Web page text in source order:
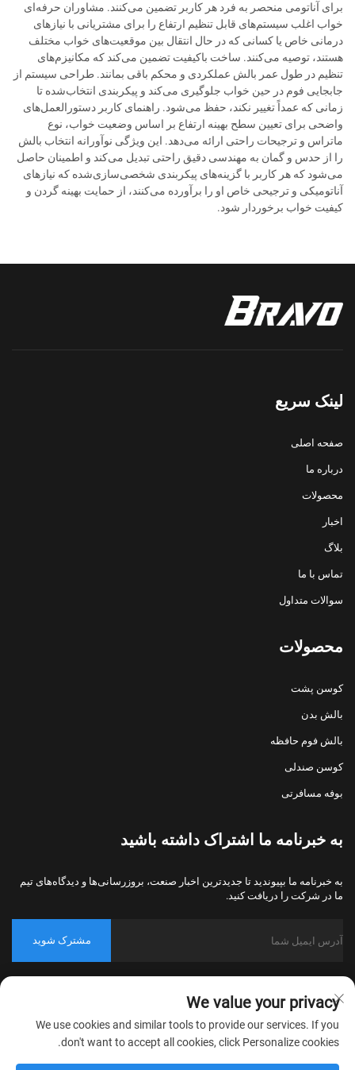
برای آناتومی منحصر به فرد هر کاربر تضمین می‌کنند. مشاوران حرفه‌ای
خواب اغلب سیستم‌های قابل تنظیم ارتفاع را برای مشتریانی با نیازهای
درمانی خاص یا کسانی که در حال انتقال بین موقعیت‌های خواب مختلف
هستند، توصیه می‌کنند. ساخت باکیفیت تضمین می‌کند که مکانیزم‌های
تنظیم در طول عمر بالش عملکردی و محکم باقی بمانند. طراحی سیستم از
جابجایی فوم در حین خواب جلوگیری می‌کند و پیکربندی انتخاب‌شده تا
زمانی که عمداً تغییر نکند، حفظ می‌شود. راهنمای کاربر دستورالعمل‌های
واضحی برای تعیین سطح بهینه ارتفاع بر اساس وضعیت خواب، نوع
ماتراس و ترجیحات راحتی ارائه می‌دهد. این ویژگی نوآورانه انتخاب بالش
را از حدس و گمان به مهندسی دقیق راحتی تبدیل می‌کند و اطمینان حاصل
می‌شود که هر کاربر با گزینه‌های پیکربندی شخصی‌سازی‌شده که نیازهای
آناتومیکی و ترجیحی خاص او را برآورده می‌کنند، از حمایت بهینه گردن و
کیفیت خواب برخوردار شود.
لینک سریع
صفحه اصلی
درباره ما
محصولات
اخبار
بلاگ
تماس با ما
سوالات متداول
محصولات
کوسن پشت
بالش بدن
بالش فوم حافظه
کوسن صندلی
بوفه مسافرتی
به خبرنامه ما اشتراک داشته باشید
به خبرنامه ما بپیوندید تا جدیدترین اخبار صنعت، بروزرسانی‌ها و دیدگاه‌های تیم
ما در شرکت را دریافت کنید.
مشترک شوید
حقوق محفوظ است.
سیاست حریم خصوصی
We value your privacy
We use cookies and similar tools to provide our services. If you
don't want to accept all cookies, click Personalize cookies.